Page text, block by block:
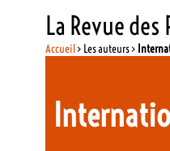
La Revue
Accueil> Les auteurs >